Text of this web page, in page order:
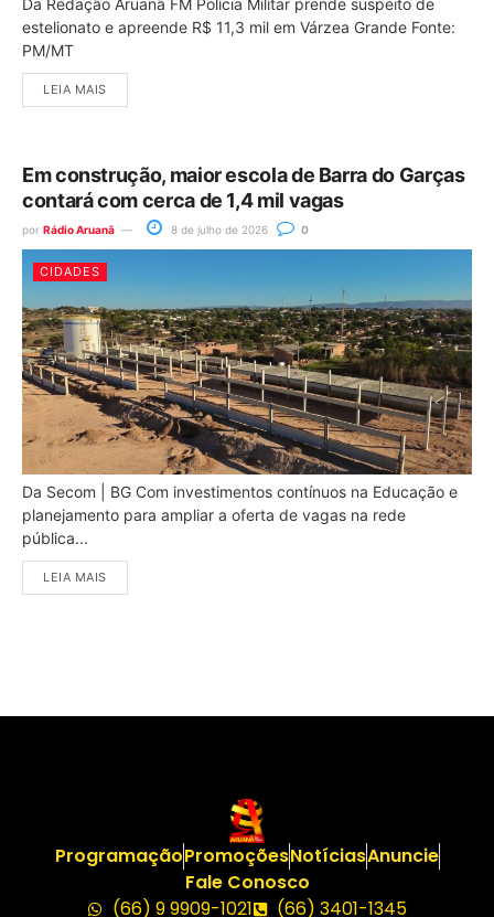
Da Redação Aruanã FM Polícia Militar prende suspeito de
estelionato e apreende R$ 11,3 mil em Várzea Grande Fonte:
PM/MT
LEIA MAIS
Em construção, maior escola de Barra do Garças
contará com cerca de 1,4 mil vagas
por Rádio Aruanã 8 de julho de 2026 0
CIDADES
Da Secom | BG Com investimentos contínuos na Educação e
planejamento para ampliar a oferta de vagas na rede
pública...
LEIA MAIS
ProgramaçãoPromoçõesNotíciasAnuncie
Fale Conosco
(66) 9 9909-1021
(66) 3401-1345